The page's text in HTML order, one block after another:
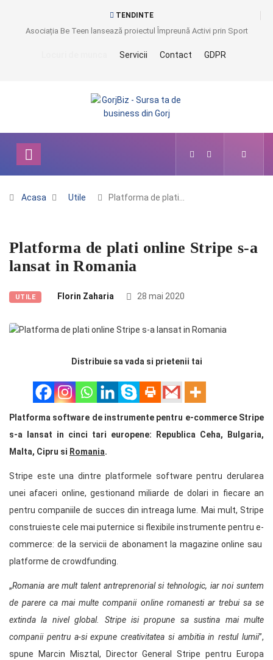
TENDINTE
Asociația Be Teen lansează proiectul Împreună Activi prin Sport
Servicii Contact GDPR
Acasa Utile Platforma de plati…
Platforma de plati online Stripe s-a
lansat in Romania
UTILE Florin Zaharia 28 mai 2020
Distribuie sa vada si prietenii tai
Platforma software de instrumente pentru e-commerce Stripe
s-a lansat in cinci tari europene: Republica Ceha, Bulgaria,
Malta, Cipru si Romania.
Stripe este una dintre platformele software pentru derularea
unei afaceri online, gestionand miliarde de dolari in fiecare an
pentru companiile de succes din intreaga lume. Mai mult, Stripe
construieste cele mai puternice si flexibile instrumente pentru e-
commerce: de la servicii de abonament la magazine online sau
platforme de crowdfunding.
„Romania are mult talent antreprenorial si tehnologic, iar noi suntem
de parere ca mai multe companii online romanesti ar trebui sa se
extinda la nivel global. Stripe isi propune sa sustina mai multe
companii pentru a-si expune creativitatea si ambitia in restul lumii”,
spune Marcin Misztal, Director General Stripe pentru Europa